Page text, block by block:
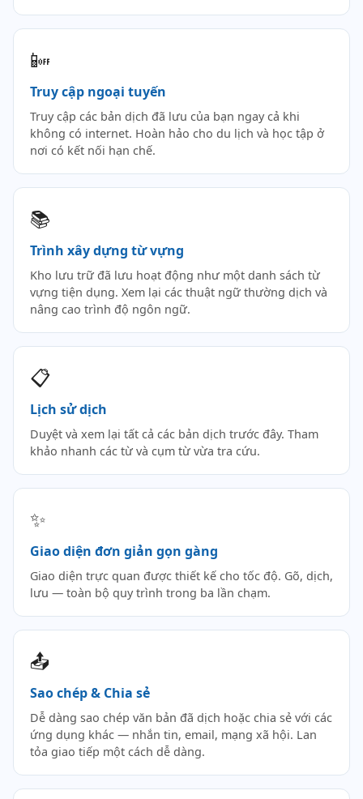
📴
Truy cập ngoại tuyến
Truy cập các bản dịch đã lưu của bạn ngay cả khi
không có internet. Hoàn hảo cho du lịch và học tập ở
nơi có kết nối hạn chế.
📚
Trình xây dựng từ vựng
Kho lưu trữ đã lưu hoạt động như một danh sách từ
vựng tiện dụng. Xem lại các thuật ngữ thường dịch và
nâng cao trình độ ngôn ngữ.
📋
Lịch sử dịch
Duyệt và xem lại tất cả các bản dịch trước đây. Tham
khảo nhanh các từ và cụm từ vừa tra cứu.
✨
Giao diện đơn giản gọn gàng
Giao diện trực quan được thiết kế cho tốc độ. Gõ, dịch,
lưu — toàn bộ quy trình trong ba lần chạm.
📤
Sao chép & Chia sẻ
Dễ dàng sao chép văn bản đã dịch hoặc chia sẻ với các
ứng dụng khác — nhắn tin, email, mạng xã hội. Lan
tỏa giao tiếp một cách dễ dàng.